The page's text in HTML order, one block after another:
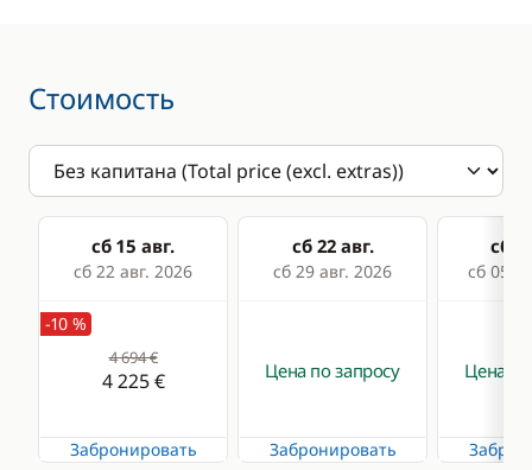
купания
Носовое
подруливающее
устройство
Палубный душ
Досуг
CD-плеер
MP3/Jack
Стоимость
сб 15 авг.
сб 22 авг. 2026
сб 22 авг.
сб 29 авг. 2026
сб
сб 05
-10 %
4 694 €
4 225 €
Забронировать
Цена по запросу
Забронировать
Цена